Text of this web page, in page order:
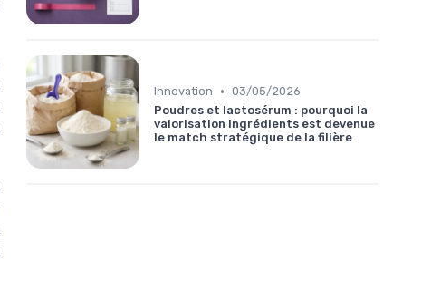
Innovation • 03/05/2026
Poudres et lactosérum : pourquoi la
valorisation ingrédients est devenue
le match stratégique de la filière